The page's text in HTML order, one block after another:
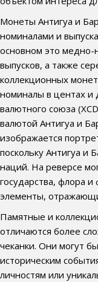
Монеты Антигуа и
номиналами и
основном это медно-
выпусков, а также
коллекционных
номиналы в центах и
валютного союза
валютой Антигуа и
изображается
поскольку Антигуа и
наций. На реверсе
государства, флора
элементы,
Памятные и
отличаются более
чеканки. Они могут
историческим
личностям или